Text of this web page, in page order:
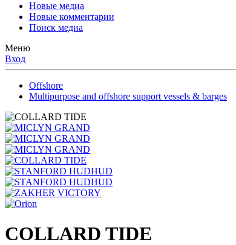
Новые медиа
Новые комментарии
Поиск медиа
Меню
Вход
Offshore
Multipurpose and offshore support vessels & barges
COLLARD TIDE